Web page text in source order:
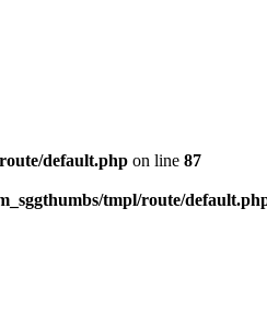
default.php on line 87
tmpl/route/